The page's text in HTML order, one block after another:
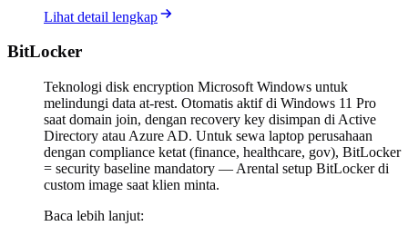
Lihat detail lengkap
BitLocker
Teknologi disk encryption Microsoft Windows untuk
melindungi data at-rest. Otomatis aktif di Windows 11 Pro
saat domain join, dengan recovery key disimpan di Active
Directory atau Azure AD. Untuk sewa laptop perusahaan
dengan compliance ketat (finance, healthcare, gov), BitLocker
= security baseline mandatory — Arental setup BitLocker di
custom image saat klien minta.
Baca lebih lanjut: